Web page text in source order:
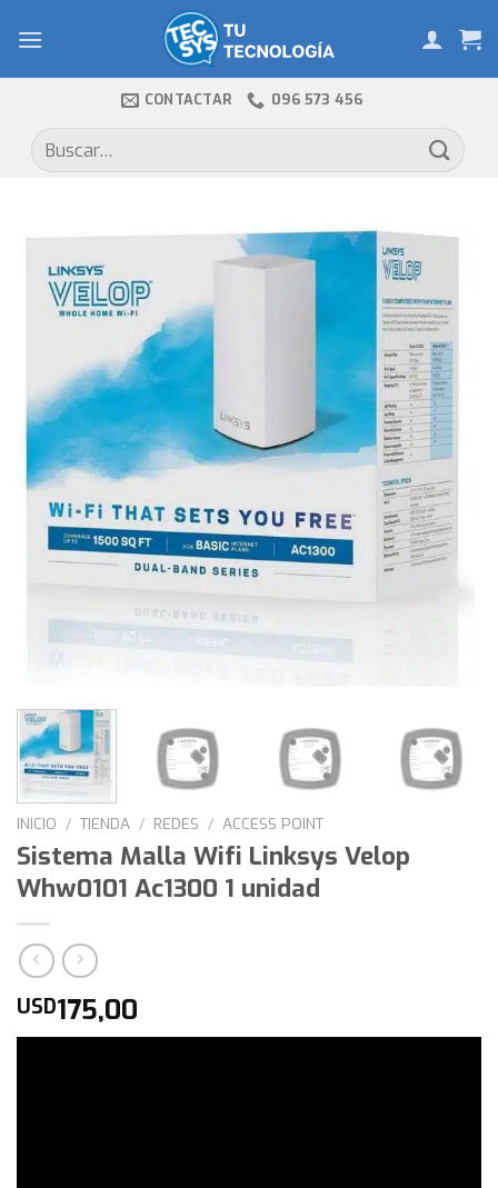
CONTACTAR 096 573 456
Buscar
por:
INICIO / TIENDA / REDES / ACCESS POINT
Sistema Malla Wifi Linksys Velop
Whw0101 Ac1300 1 unidad
USD175,00